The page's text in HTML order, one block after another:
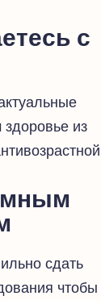
с
из
сдать
чтобы